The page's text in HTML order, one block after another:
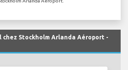
chez Stockholm Arlanda Aéroport -